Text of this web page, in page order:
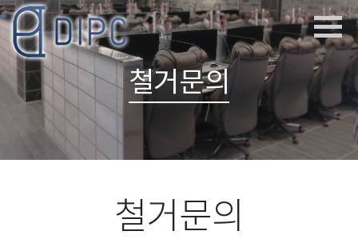
철거문의
철거문의